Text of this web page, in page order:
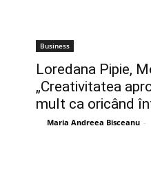
Business
Loredana Pipie,
„Creativitatea
mult ca oricând
Maria Andreea Bisceanu -